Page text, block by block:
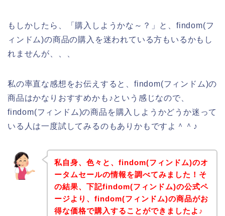
もしかしたら、「購入しようかな～？」と、findom(フ
ィンドム)の商品の購入を迷われている方もいるかもし
れませんが、、、
私の率直な感想をお伝えすると、findom(フィンドム)の
商品はかなりおすすめかも♪という感じなので、
findom(フィンドム)の商品を購入しようかどうか迷って
いる人は一度試してみるのもありかもですよ＾＾♪
私自身、色々と、findom(フィンドム)のオ
ータムセールの情報を調べてみました！そ
の結果、下記findom(フィンドム)の公式ペ
ージより、findom(フィンドム)の商品がお
得な価格で購入することができましたよ♪